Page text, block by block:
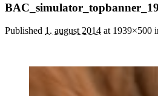
Published 1. august 2014 at 1939×500